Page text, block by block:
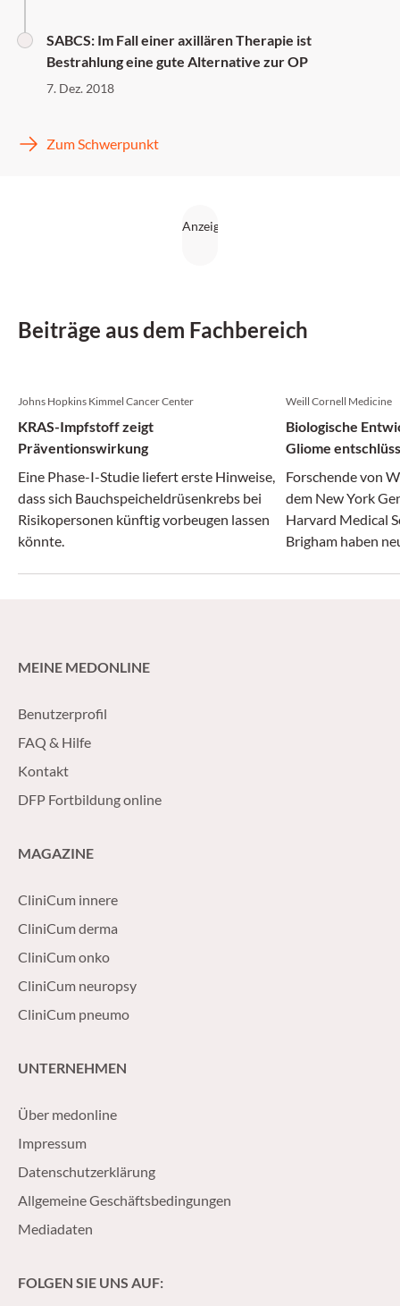
SABCS: Im Fall einer axillären Therapie ist
Bestrahlung eine gute Alternative zur OP
7. Dez. 2018
Zum Schwerpunkt
Beiträge aus dem Fachbereich
Johns Hopkins Kimmel Cancer Center
KRAS-Impfstoff zeigt
Präventionswirkung
Eine Phase-I-Studie liefert erste Hinweise,
dass sich Bauchspeicheldrüsenkrebs bei
Risikopersonen künftig vorbeugen lassen
könnte.
Weill Cornell Medicine
Biologische
Gliome
Forschende von
dem New York
Harvard Medical
Brigham haben
MEINE MEDONLINE
Benutzerprofil
FAQ & Hilfe
Kontakt
DFP Fortbildung online
MAGAZINE
CliniCum innere
CliniCum derma
CliniCum onko
CliniCum neuropsy
CliniCum pneumo
UNTERNEHMEN
Über medonline
Impressum
Datenschutzerklärung
Allgemeine Geschäftsbedingungen
Mediadaten
FOLGEN SIE UNS AUF: